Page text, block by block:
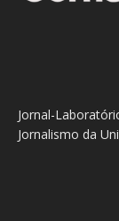
Jornal-
Jornalismo da